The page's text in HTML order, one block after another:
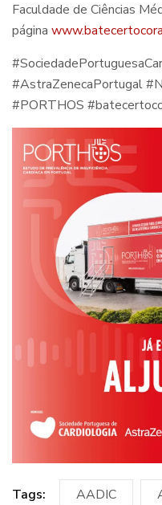
Faculdade de Ciências
página
#AstraZenecaPortugal
#PORTHOS
Tags: AADIC